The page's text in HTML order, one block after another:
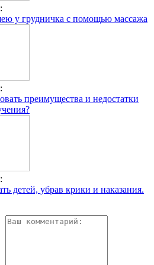
у грудничка с помощью массажа
преимущества и недостатки
детей, убрав крики и наказания.